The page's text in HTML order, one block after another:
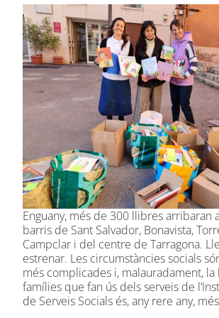
Enguany, més de 300 llibres arribaran
barris de Sant Salvador, Bonavista,
Campclar i del centre de Tarragona.
estrenar. Les circumstàncies socials
més complicades i, malauradament, la
famílies que fan ús dels serveis de
de Serveis Socials és, any rere any,